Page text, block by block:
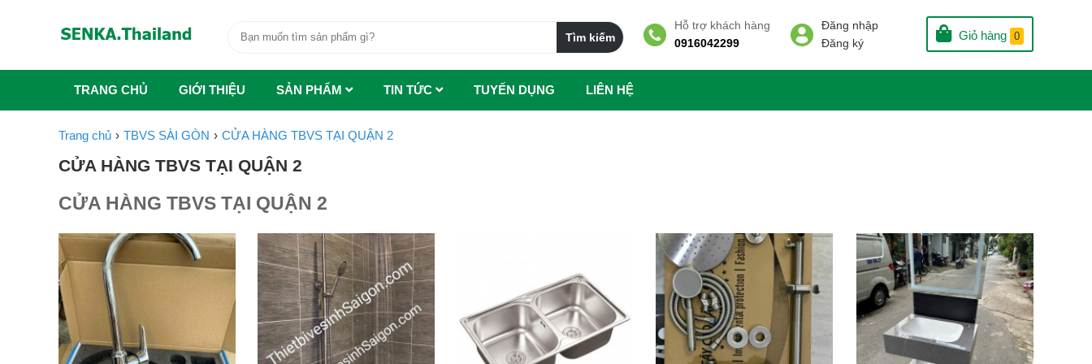
Giỏ hàng 0
Đăng nhập
Đăng ký
Hỗ trợ khách hàng
0916042299
TRANG CHỦ GIỚI THIỆU SẢN PHẨM TIN TỨC TUYẾN DỤNG LIÊN HỆ
Trang chủ TBVS SÀI GÒN CỬA HÀNG TBVS TẠI QUẬN 2
CỬA HÀNG TBVS TẠI QUẬN 2
CỬA HÀNG TBVS TẠI QUẬN 2